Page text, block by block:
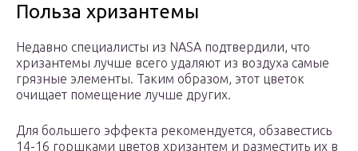
Польза хризантемы
Недавно специалисты из NASA подтвердили, что
хризантемы лучше всего удаляют из воздуха самые
грязные элементы. Таким образом, этот цветок
очищает помещение лучше других.
Для большего эффекта рекомендуется, обзавестись
14-16 горшками цветов хризантем и разместить их в